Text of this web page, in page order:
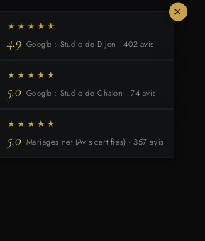
×
★★★★★
4.9 Google : Studio de Dijon · 402 avis
★★★★★
5.0 Google : Studio de Chalon · 74 avis
★★★★★
5.0 Mariages.net (Avis certifiés) · 357 avis